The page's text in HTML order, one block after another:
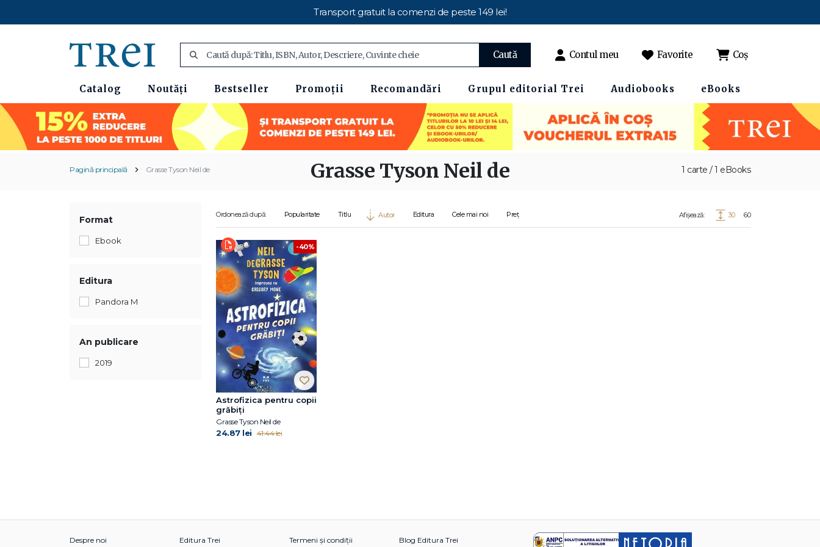
Transport gratuit la comenzi de peste 149 lei!
Caută Contul meu Favorite Coș
Catalog Noutăți Bestseller Promoții Recomandări Grupul editorial Trei Audiobooks eBooks
Pagină principală Grasse Tyson Neil de 1 carte / 1 eBooks
Grasse Tyson Neil de
Format
Ebook
Editura
Pandora M
An publicare
2019
Ordonează după: Popularitate Titlu Autor Editura Cele mai noi Preț Afișează: 30 60
-40%
Astrofizica pentru copii
grăbiți
Grasse Tyson Neil de
24.87 lei 41.44 lei
Despre noi Editura Trei Termeni și condiții Blog Editura Trei